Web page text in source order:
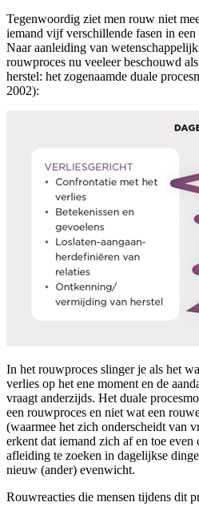
Tegenwoordig ziet men rouw niet
iemand vijf verschillende fasen in
Naar aanleiding van
rouwproces nu veeleer beschouwd
herstel: het zogenaamde duale
2002):
In het rouwproces slinger je als het
verlies op het ene moment en de
vraagt anderzijds. Het duale
een rouwproces en niet wat een
(waarmee het zich onderscheidt van
erkent dat iemand zich af en toe
afleiding te zoeken in dagelijkse
nieuw (ander) evenwicht.
Rouwreacties die mensen tijdens dit